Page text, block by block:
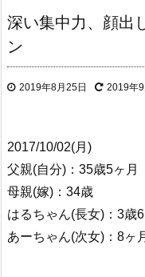
深い集中力、顔出
ン
2019年8月25日 2019年9
2017/10/02(月)
父親(自分)：35歳5ヶ月
母親(嫁)：34歳
はるちゃん(長女)：3歳6
あーちゃん(次女)：8ヶ